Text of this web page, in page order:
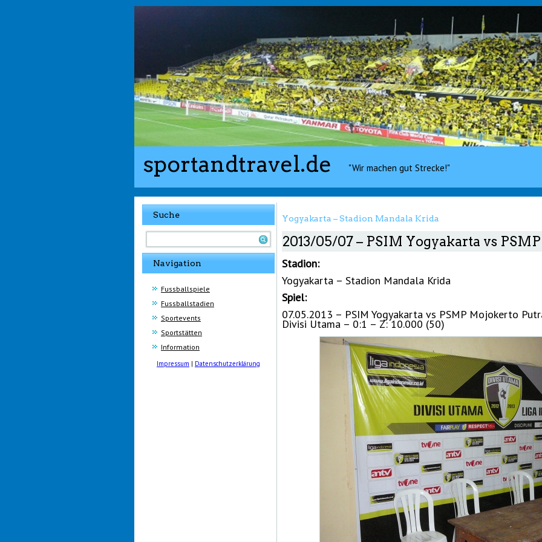
sportandtravel.de "Wir machen gut Strecke!"
Suche
Navigation
Fussballspiele
Fussballstadien
Sportevents
Sportstätten
Information
Impressum | Datenschutzerklärung
Yogyakarta – Stadion Mandala Krida
2013/05/07 – PSIM Yogyakarta vs
Stadion:
Yogyakarta – Stadion Mandala Krida
Spiel:
07.05.2013 – PSIM Yogyakarta vs PSMP Mojokerto
Divisi Utama – 0:1 – Z: 10.000 (50)